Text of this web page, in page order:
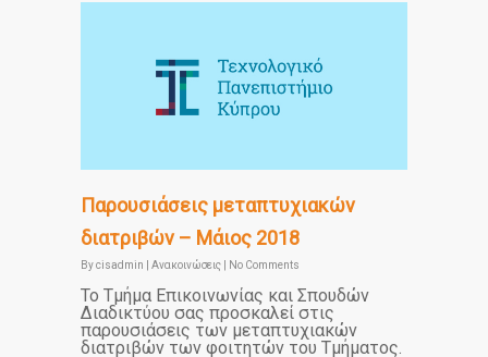
Παρουσιάσεις μεταπτυχιακών
διατριβών – Μάιος 2018
Bycisadmin Ανακοινώσεις No Comments
Το Τμήμα Επικοινωνίας και Σπουδών
Διαδικτύου σας προσκαλεί στις
παρουσιάσεις των μεταπτυχιακών
διατριβών των φοιτητών του Τμήματος.